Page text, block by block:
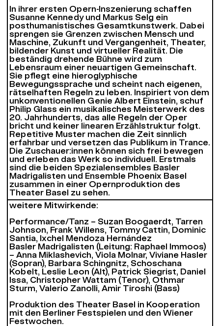
In ihrer ersten Opern-Inszenierung schaffen
Susanne Kennedy und Markus Selg ein
posthumanistisches Gesamtkunstwerk. Dabei
sprengen sie Grenzen zwischen Mensch und
Maschine, Zukunft und Vergangenheit, Theater,
bildender Kunst und virtueller Realität. Die
beständig drehende Bühne wird zum
Lebensraum einer neuartigen Gemeinschaft.
Sie pflegt eine hieroglyphische
Bewegungssprache und scheint nach eigenen,
rätselhaften Regeln zu leben. Inspiriert von dem
unkonventionellen Genie Albert Einstein, schuf
Philip Glass ein musikalisches Meisterwerk des
20. Jahrhunderts, das alle Regeln der Oper
bricht und keiner linearen Erzählstruktur folgt.
Repetitive Muster machen die Zeit sinnlich
erfahrbar und versetzen das Publikum in Trance.
Die Zuschauer:innen können sich frei bewegen
und erleben das Werk so individuell. Erstmals
sind die beiden Spezialensembles Basler
Madrigalisten und Ensemble Phoenix Basel
zusammen in einer Opernproduktion des
Theater Basel zu sehen.
weitere Mitwirkende:
Performance/Tanz – Suzan Boogaerdt, Tarren
Johnson, Frank Willens, Tommy Cattin, Dominic
Santia, Ixchel Mendoza Hernández
Basler Madrigalisten (Leitung: Raphael Immoos)
– Anna Miklashevich, Viola Molnar, Viviane Hasler
(Sopran), Barbara Schingnitz, Schoschana
Kobelt, Leslie Leon (Alt), Patrick Siegrist, Daniel
Issa, Christopher Wattam (Tenor), Othmar
Sturm, Valerio Zanolli, Amir Tiroshi (Bass)
Produktion des Theater Basel in Kooperation
mit den Berliner Festspielen und den Wiener
Festwochen.